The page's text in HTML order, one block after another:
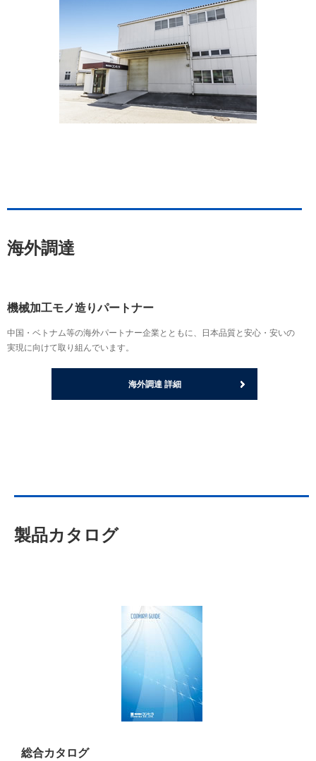
海外調達
機械加工モノ造りパートナー
中国・ベトナム等の海外パートナー企業とともに、日本品質と安心・安いの
実現に向けて取り組んでいます。
海外調達 詳細
製品カタログ
総合カタログ